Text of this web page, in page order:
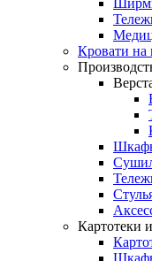
Кровати на
Картотеки